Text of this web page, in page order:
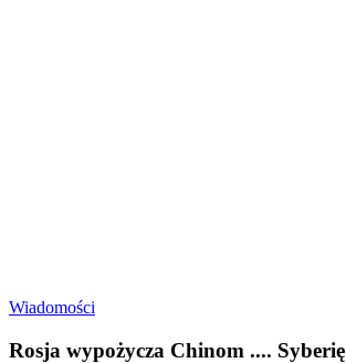
Wiadomości
Rosja wypożycza Chinom .... Syberię